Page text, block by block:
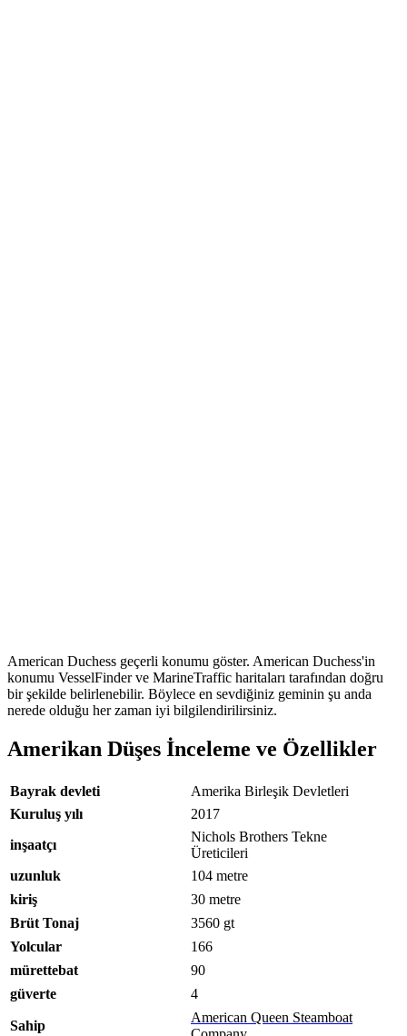
American Duchess geçerli konumu göster. American Duchess'in
konumu VesselFinder ve MarineTraffic haritaları tarafından doğru
bir şekilde belirlenebilir. Böylece en sevdiğiniz geminin şu anda
nerede olduğu her zaman iyi bilgilendirilirsiniz.
Amerikan Düşes İnceleme ve Özellikler
Bayrak devleti
Amerika Birleşik Devletleri
Kuruluş yılı
2017
inşaatçı
Nichols Brothers Tekne
Üreticileri
uzunluk
104 metre
kiriş
30 metre
Brüt Tonaj
3560 gt
Yolcular
166
mürettebat
90
güverte
4
Sahip
American Queen Steamboat